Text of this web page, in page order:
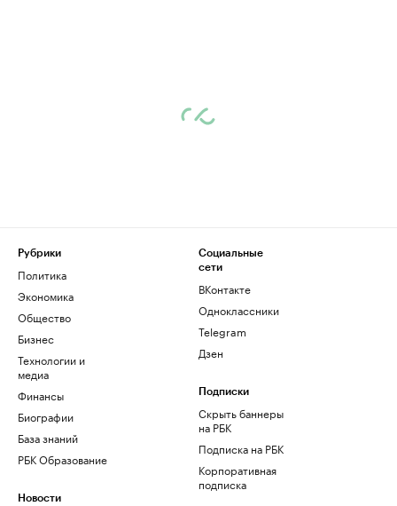
Рубрики
Политика
Экономика
Общество
Бизнес
Технологии и
медиа
Финансы
Биографии
База знаний
РБК Образование
Новости
Социальные
сети
ВКонтакте
Одноклассники
Telegram
Дзен
Подписки
Скрыть баннеры
на РБК
Подписка на РБК
Корпоративная
подписка